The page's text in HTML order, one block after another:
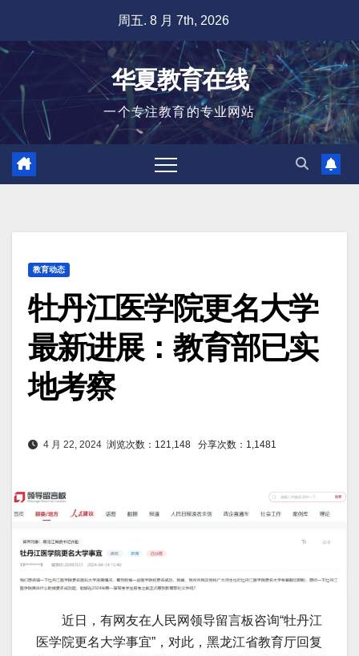
容
周五. 8 月 7th, 2026
华夏教育在线
一个专注教育的专业网站
教育动态
牡丹江医学院更名大学
最新进展：教育部已实
地考察
4 月 22, 2024 浏览次数：121,148 分享次数：1,1481
近日，有网友在人民网领导留言板咨询“牡丹江
医学院更名大学事宜”，对此，黑龙江省教育厅回复